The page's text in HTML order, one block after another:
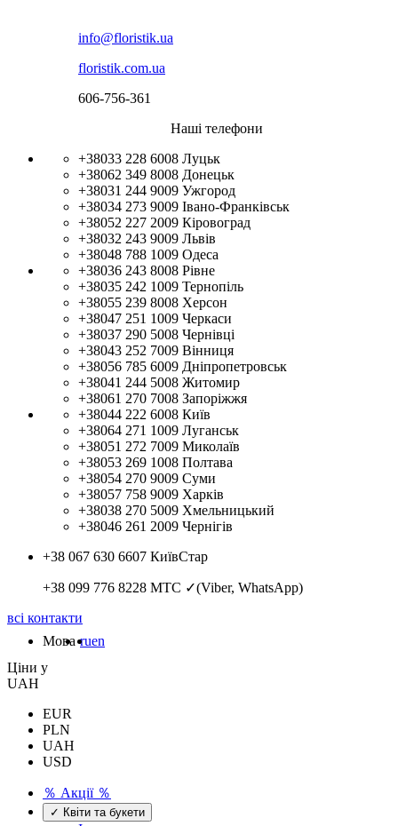
info@floristik.ua
floristik.com.ua
606-756-361
Наші телефони
+38033 228 6008 Луцьк
+38062 349 8008 Донецьк
+38031 244 9009 Ужгород
+38034 273 9009 Івано-Франківськ
+38052 227 2009 Кіровоград
+38032 243 9009 Львів
+38048 788 1009 Одеса
+38036 243 8008 Рівне
+38035 242 1009 Тернопіль
+38055 239 8008 Херсон
+38047 251 1009 Черкаси
+38037 290 5008 Чернівці
+38043 252 7009 Вінниця
+38056 785 6009 Дніпропетровськ
+38041 244 5008 Житомир
+38061 270 7008 Запоріжжя
+38044 222 6008 Київ
+38064 271 1009 Луганськ
+38051 272 7009 Миколаїв
+38053 269 1008 Полтава
+38054 270 9009 Суми
+38057 758 9009 Харків
+38038 270 5009 Хмельницький
+38046 261 2009 Чернігів
+38 067 630 6607 КиївСтар
+38 099 776 8228 МТС ✓(Viber, WhatsApp)
всі контакти
Мова ruen
Цiни у
UAH
EUR
PLN
UAH
USD
％ Акції ％
✓ Квіти та букети